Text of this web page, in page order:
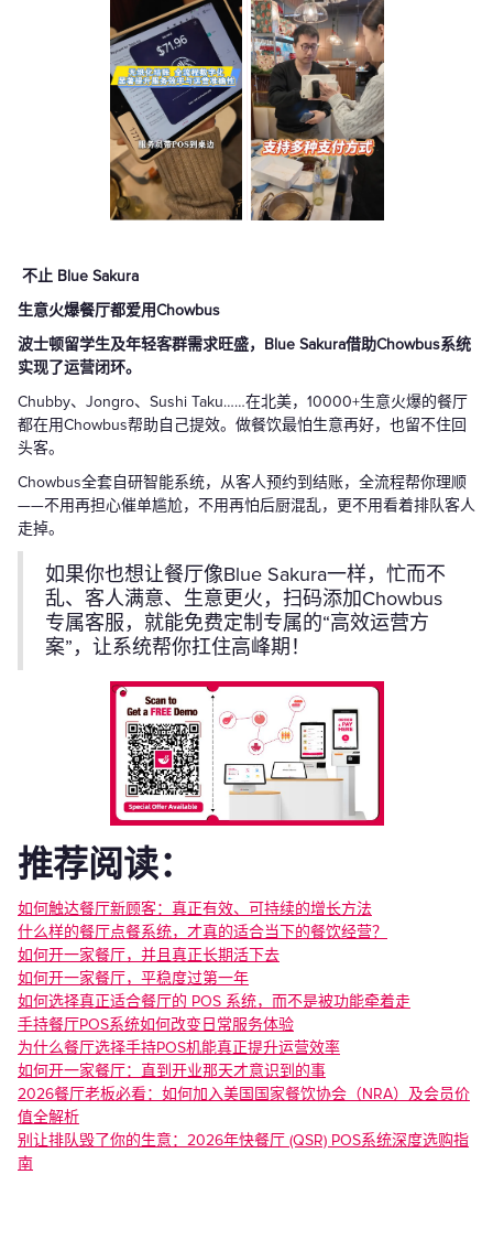
不止 Blue Sakura
生意火爆餐厅都爱用Chowbus
波士顿留学生及年轻客群需求旺盛，Blue Sakura借助Chowbus系统
实现了运营闭环。
Chubby、Jongro、Sushi Taku……在北美，10000+生意火爆的餐厅
都在用Chowbus帮助自己提效。做餐饮最怕生意再好，也留不住回
头客。
Chowbus全套自研智能系统，从客人预约到结账，全流程帮你理顺
——不用再担心催单尴尬，不用再怕后厨混乱，更不用看着排队客人
走掉。
如果你也想让餐厅像Blue Sakura一样，忙而不
乱、客人满意、生意更火，扫码添加Chowbus
专属客服，就能免费定制专属的“高效运营方
案”，让系统帮你扛住高峰期！
推荐阅读：
如何触达餐厅新顾客：真正有效、可持续的增长方法
什么样的餐厅点餐系统，才真的适合当下的餐饮经营？
‍如何开一家餐厅，并且真正长期活下去
如何开一家餐厅，平稳度过第一年
‍如何选择真正适合餐厅的 POS 系统，而不是被功能牵着走
手持餐厅POS系统如何改变日常服务体验
为什么餐厅选择手持POS机能真正提升运营效率
如何开一家餐厅：直到开业那天才意识到的事
‍2026餐厅老板必看：如何加入美国国家餐饮协会（NRA）及会员价
值全解析
别让排队毁了你的生意：2026年快餐厅 (QSR) POS系统深度选购指
南